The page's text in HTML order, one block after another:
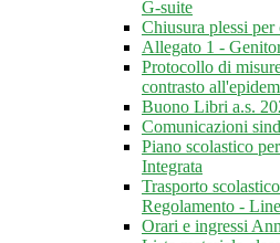
G-suite
Chiusura plessi
Allegato 1 -
Protocollo di
contrasto
Buono Libri a.s.
Comunicazioni
Piano scolastico
Integrata
Trasporto
Regolamento -
Orari e ingressi